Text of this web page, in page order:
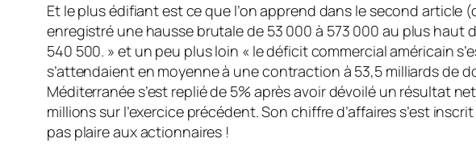
Et le plus édifiant est ce que l’on apprend dans le second
enregistré une hausse brutale de 53 000 à 573 000 au plus haut
540 500. » et un peu plus loin « le déficit commercial américain
s’attendaient en moyenne à une contraction à 53,5 milliards de
Méditerranée s’est replié de 5% après avoir dévoilé un résultat
millions sur l’exercice précédent. Son chiffre d’affaires s’est
pas plaire aux actionnaires !